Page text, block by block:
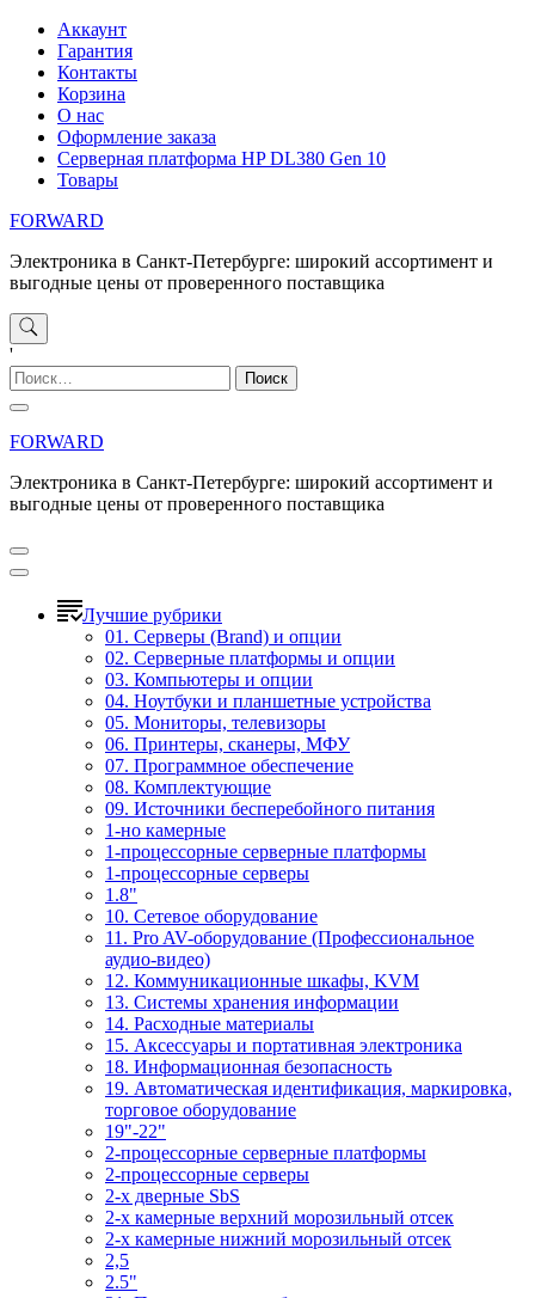
Перейти
содержимому
Аккаунт
Гарантия
Контакты
Корзина
О нас
Оформление заказа
Серверная платформа HP DL380 Gen 10
Товары
FORWARD
Электроника в Санкт-Петербурге: широкий ассортимент и
выгодные цены от проверенного поставщика
'
Найти:
FORWARD
Электроника в Санкт-Петербурге: широкий ассортимент и
выгодные цены от проверенного поставщика
Лучшие рубрики
01. Серверы (Brand) и опции
02. Серверные платформы и опции
03. Компьютеры и опции
04. Ноутбуки и планшетные устройства
05. Мониторы, телевизоры
06. Принтеры, сканеры, МФУ
07. Программное обеспечение
08. Комплектующие
09. Источники бесперебойного питания
1-но камерные
1-процессорные серверные платформы
1-процессорные серверы
1.8"
10. Сетевое оборудование
11. Pro AV-оборудование (Профессиональное
аудио-видео)
12. Коммуникационные шкафы, KVM
13. Системы хранения информации
14. Расходные материалы
15. Аксессуары и портативная электроника
18. Информационная безопасность
19. Автоматическая идентификация, маркировка,
торговое оборудование
19"-22"
2-процессорные серверные платформы
2-процессорные серверы
2-х дверные SbS
2-х камерные верхний морозильный отсек
2-х камерные нижний морозильный отсек
2,5
2.5"